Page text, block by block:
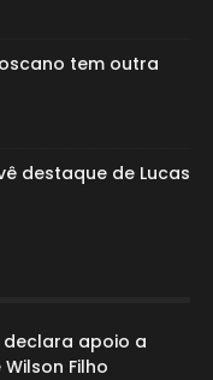
tem outra
destaque de Lucas
declara apoio a
Filho